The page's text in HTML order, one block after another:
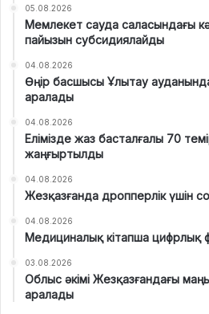
05.08.2026
Мемлекет сауда саласындағы
пайызын субсидиялайды
04.08.2026
Өңір басшысы Ұлытау
аралады
04.08.2026
Елімізде жаз басталғалы 70
жаңғыртылды
04.08.2026
Жезқазғанда дропперлік үшін
04.08.2026
Медициналық кітапша цифрлық
03.08.2026
Облыс әкімі Жезқазғандағы
аралады